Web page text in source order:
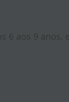
6 aos 9 anos,